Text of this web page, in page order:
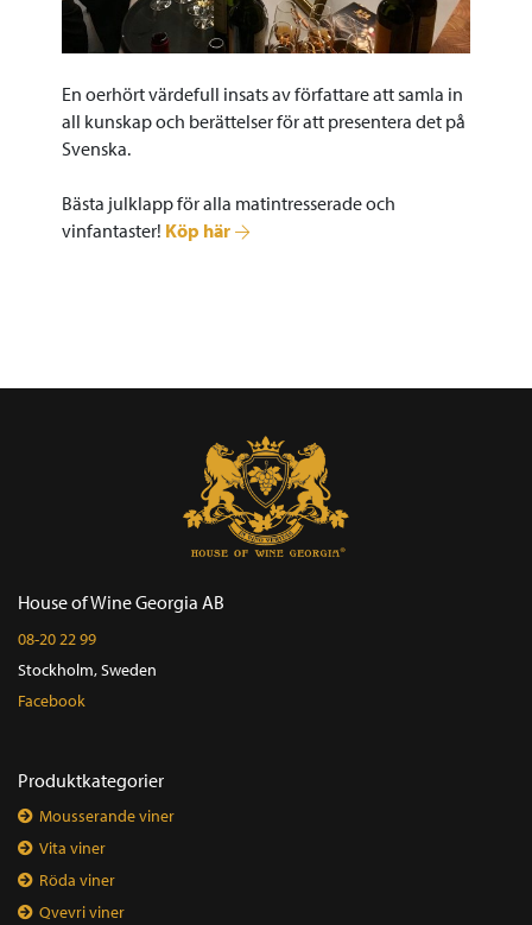
En oerhört värdefull insats av författare att samla in
all kunskap och berättelser för att presentera det på
Svenska.
Bästa julklapp för alla matintresserade och
vinfantaster! Köp här
House of Wine Georgia AB
08-20 22 99
Stockholm, Sweden
Facebook
Produktkategorier
Mousserande viner
Vita viner
Röda viner
Qvevri viner